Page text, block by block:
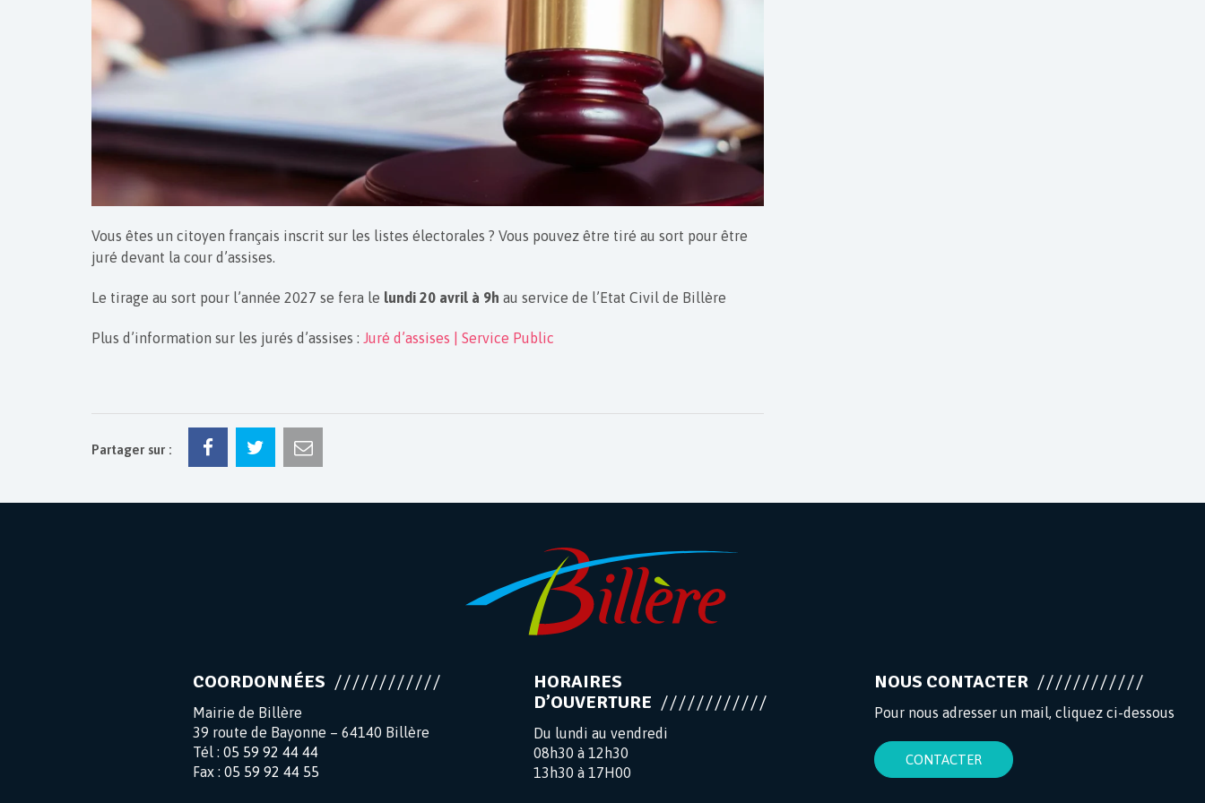
Vous êtes un citoyen français inscrit sur les listes électorales ? Vous pouvez être tiré au sort pour être
juré devant la cour d’assises.
Le tirage au sort pour l’année 2027 se fera le lundi 20 avril à 9h au service de l’Etat Civil de Billère
Plus d’information sur les jurés d’assises : Juré d’assises | Service Public
Partager sur :
COORDONNÉES
Mairie de Billère
39 route de Bayonne – 64140 Billère
Tél : 05 59 92 44 44
Fax : 05 59 92 44 55
HORAIRES
D’OUVERTURE
Du lundi au vendredi
08h30 à 12h30
13h30 à 17H00
NOUS CONTACTER
Pour nous adresser un mail, cliquez ci-dessous
CONTACTER